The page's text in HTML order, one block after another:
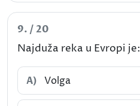
9. / 20
Najduža reka u Evropi je:
A) Volga